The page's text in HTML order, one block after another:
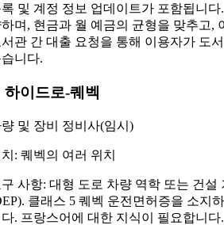
및 계정 정보 업데이트가 포함됩니
며, 현금과 월 예금의 균형을 맞추고,
관 간 대출 요청을 통해 이용자가 도
니다.
하이드로-퀘벡
및 장비 정비사(임시)
: 퀘벡의 여러 위치
사항: 대형 도로 차량 역학 또는 건설
클래스 5 퀘벡 운전면허증을 소지
. 프랑스어에 대한 지식이 필요합니다.